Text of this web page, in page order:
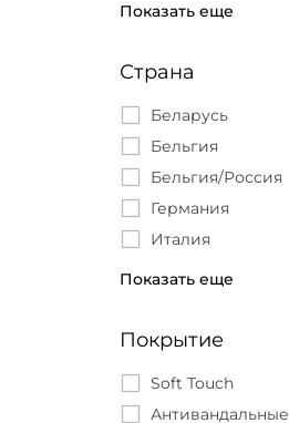
Grandeco
Milassa
Monte Solaro
Ornamy
OSTIMA
Prima Italiana
Quelyd
Rose
Sirpi
Solo
Показать еще
Страна
Беларусь
Бельгия
Бельгия/Россия
Германия
Италия
Корея
Показать еще
Покрытие
Soft Touch
Антивандальные